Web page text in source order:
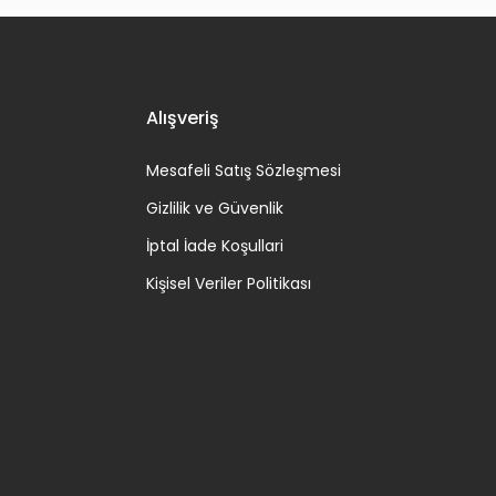
Alışveriş
Mesafeli Satış Sözleşmesi
Gizlilik ve Güvenlik
İptal İade Koşullari
Kişisel Veriler Politikası